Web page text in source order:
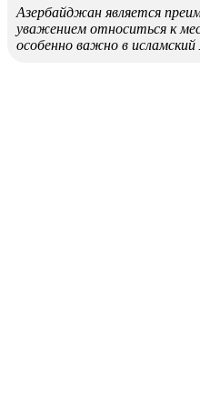
Азербайджан является
уважением относиться к
особенно важно в